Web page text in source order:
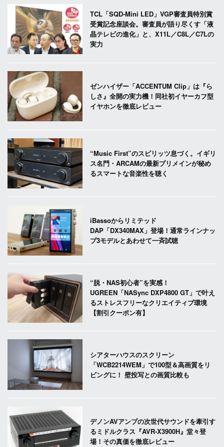
TCL「SQD-Mini LED」VGP審査員特別賞
受賞記念座談会。審査員が語り尽くす「液
晶テレビの進化」と、X11L／C8L／C7Lの
実力
ゼンハイザー「ACCENTUM Clip」は『ら
しさ』全開の実力機！同社初イヤーカフ型
イヤホンを徹底レビュー
“Music First”のスピリッツ息づく。イギリ
ス名門・ARCAMの最新プリメインが秘め
るスマートな音楽性を聴く
iBassoからリミテッド
DAP「DX340MAX」登場！通常ラインナッ
プ3モデルとあわせて一斉試聴
“脱・NAS初心者”を実感！
UGREEN「NASync DXP4800 GT」で叶え
るストレスフリーなクリエイティブ環境
【割引クーポン有】
シアターハウスのスクリーン
「WCB2214WEM」で100型＆高画質をリ
ビングに！ 壁投写との画質比較も
デノンAVアンプの次世代サウンドを牽引す
るミドルクラス『AVR-X3900H』堂々登
場！その真価を徹底レビュー